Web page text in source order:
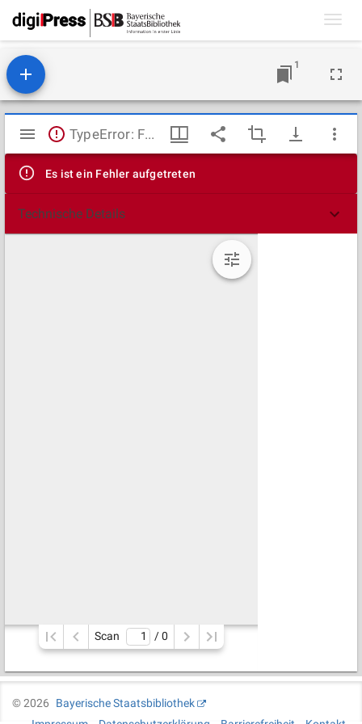
1
Mirador
Viewer
TypeError: Failed to fetch
Es ist ein Fehler aufgetreten
Technische Details
Scan / 0
©2026
Bayerische Staatsbibliothek